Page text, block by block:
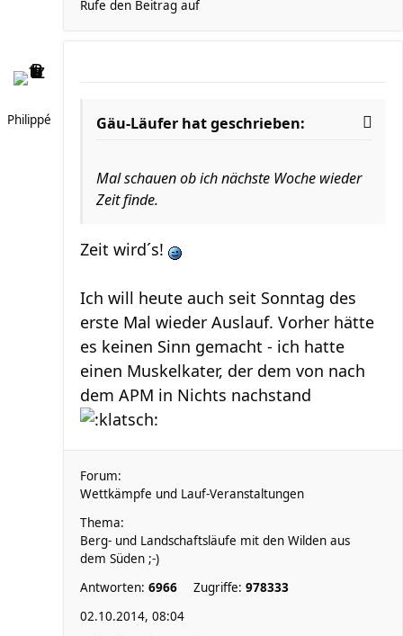
Rufe den Beitrag auf
Philippé Gäu-Läufer hat geschrieben:
Mal schauen ob ich nächste Woche wieder
Zeit finde.
Zeit wird´s!
Ich will heute auch seit Sonntag des
erste Mal wieder Auslauf. Vorher hätte
es keinen Sinn gemacht - ich hatte
einen Muskelkater, der dem von nach
dem APM in Nichts nachstand
Forum:
Wettkämpfe und Lauf-Veranstaltungen
Thema:
Berg- und Landschaftsläufe mit den Wilden aus
dem Süden ;-)
Antworten: 6966 Zugriffe: 978333
02.10.2014, 08:04